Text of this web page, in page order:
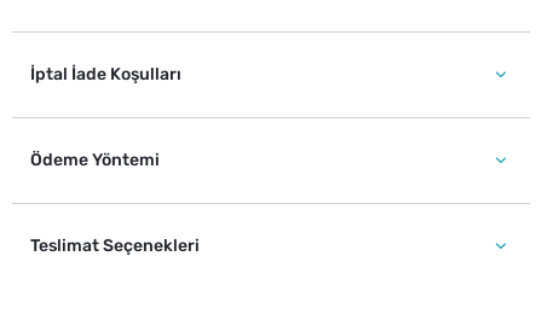
İptal İade Koşulları
Ödeme Yöntemi
Teslimat Seçenekleri